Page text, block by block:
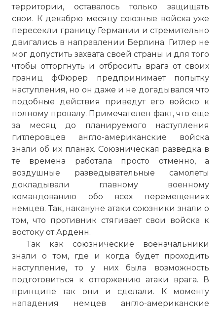
территории, оставалось только защищать
свои. К декабрю месяцу союзные войска уже
пересекли границу Германии и стремительно
двигались в направлении Берлина. Гитлер не
мог допустить захвата своей страны и для того
чтобы отторгнуть и отбросить врага от своих
границ фФюрер предпринимает попытку
наступления, но он даже и не догадывался что
подобные действия приведут его войско к
полному провалу. Примечателен факт, что еще
за месяц до планируемого наступления
гитлеровцев англо-американские войска
знали об их планах. Союзническая разведка в
те времена работала просто отменно, а
воздушные разведывательные самолеты
докладывали главному военному
командованию обо всех перемещениях
немцев. Так, накануне атаки союзники знали о
том, что противник стягивает свои войска к
востоку от Арденн.
Так как союзнические военачальники
знали о том, где и когда будет проходить
наступление, то у них была возможность
подготовиться к отторжению атаки врага. В
принципе так они и сделали. К моменту
нападения немцев англо-американские